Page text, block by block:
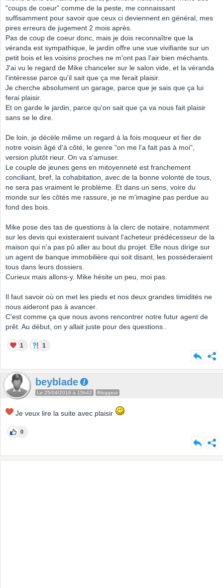
"coups de coeur" comme de la peste, me connaissant
suffisamment pour savoir que ceux ci deviennent en général, mes
pires erreurs de jugement 2 mois après.
Pas de coup de coeur donc, mais je dois reconnaître que la
véranda est sympathique, le jardin offre une vue vivifiante sur un
petit bois et les voisins proches ne m'ont pas l'air bien méchants.
J'ai vu le regard de Mike chanceler sur le salon vide, et la véranda
l'intéresse parce qu'il sait que ça me ferait plaisir.
Je cherche absolument un garage, parce que je sais que ça lui
ferai plaisir.
Et on garde le jardin, parce qu'on sait que ça va nous fait plaisir
sans se le dire.
De loin, je décèle même un regard à la fois moqueur et fier de
notre voisin âgé d'à côté, le genre "on me l'a fait pas à moi",
version plutôt rieur. On va s'amuser.
Le couple de jeunes gens en mitoyenneté est franchement
conciliant, bref, la cohabitation, avec de la bonne volonté de tous,
ne sera pas vraiment le problème. Et dans un sens, voire du
monde sur les côtés me rassure, je ne m'imagine pas perdue au
fond des bois.
Mike pose des tas de questions à la clerc de notaire, notamment
sur les devis qui existeraient suivant l'acheteur prédécesseur de la
maison qui n'a pas pû aller au bout du projet. Elle nous dirige sur
un agent de banque immobilière qui soit disant, les posséderaient
tous dans leurs dossiers.
Curieux mais allons-y. Mike hésite un peu, moi pas.
Il faut savoir où on met les pieds et nos deux grandes timidités ne
nous aideront pas à avancer.
C'est comme ça que nous avons rencontrer notre futur agent de
prêt. Au début, on y allait juste pour des questions..
1 1
beyblade
Le 25/04/2018 à 15h42 Bloggeur
Je veux lire la suite avec plaisir
0